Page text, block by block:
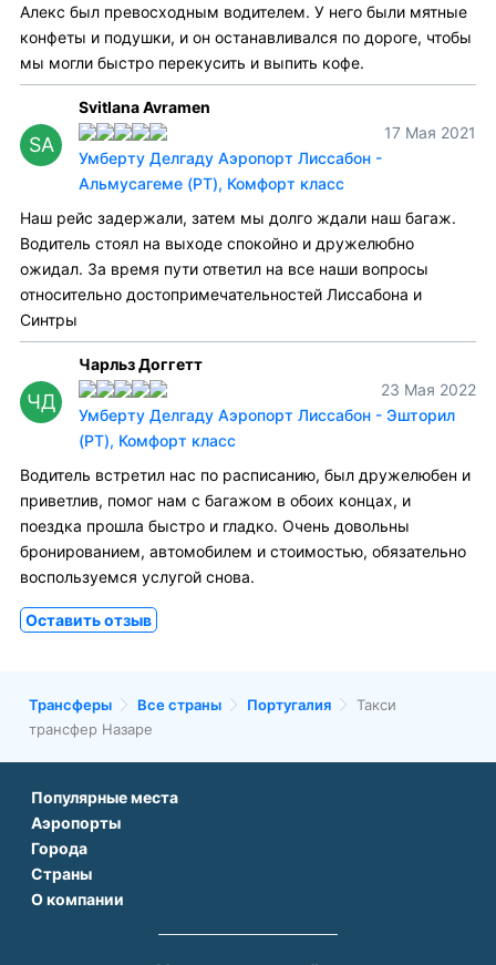
Алекс был превосходным водителем. У него были мятные
конфеты и подушки, и он останавливался по дороге, чтобы
мы могли быстро перекусить и выпить кофе.
SA
Svitlana Avramen
17 Мая 2021
Умберту Делгаду Аэропорт Лиссабон -
Альмусагеме (PT), Комфорт класс
Наш рейс задержали, затем мы долго ждали наш багаж.
Водитель стоял на выходе спокойно и дружелюбно
ожидал. За время пути ответил на все наши вопросы
относительно достопримечательностей Лиссабона и
Синтры
ЧД
Чарльз Доггетт
23 Мая 2022
Умберту Делгаду Аэропорт Лиссабон - Эшторил
(PT), Комфорт класс
Водитель встретил нас по расписанию, был дружелюбен и
приветлив, помог нам с багажом в обоих концах, и
поездка прошла быстро и гладко. Очень довольны
бронированием, автомобилем и стоимостью, обязательно
воспользуемся услугой снова.
Оставить отзыв
Трансферы Все страны Португалия
Такси
трансфер Назаре
Популярные места
Аэропорт Подгорицы
Аэропорт Белграда
Аэропорт Дубая
Аэропорты
Аэропорт Антальи
Аэропорт Тбилиси
Города
Трансфер в Париже
Трансфер в Дубае
Трансфер в Риме
Страны
Трансфер во Франции
Трансфер в Турции
О компании